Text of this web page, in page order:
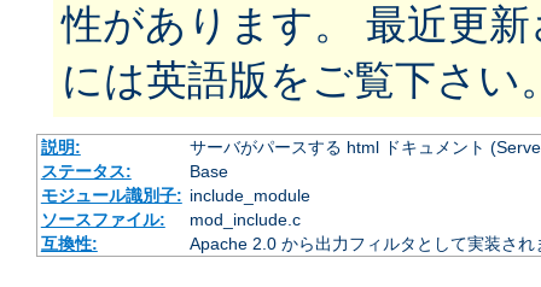
性があります。 最近更
には英語版をご覧下さい
説明:
サーバがパースする html ドキュメント
ステータス:
Base
モジュール識別子: include_module
ソースファイル:
mod_include.c
互換性:
Apache 2.0 から出力フィルタとして実装され